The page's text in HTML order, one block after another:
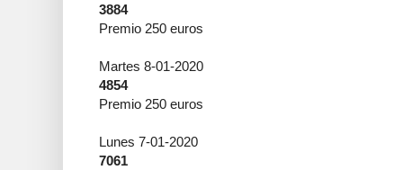
3884
Premio 250 euros
Martes 8-01-2020
4854
Premio 250 euros
Lunes 7-01-2020
7061